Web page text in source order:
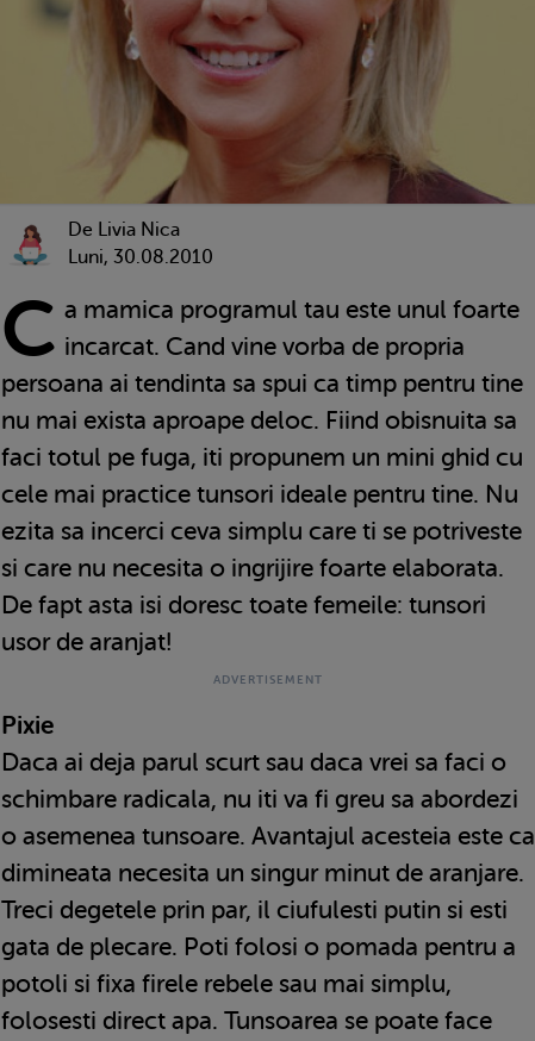
De
Livia Nica
Luni, 30.08.2010
C a mamica programul tau este unul foarte
incarcat. Cand vine vorba de propria
persoana ai tendinta sa spui ca timp pentru tine
nu mai exista aproape deloc. Fiind obisnuita sa
faci totul pe fuga, iti propunem un mini ghid cu
cele mai practice tunsori ideale pentru tine. Nu
ezita sa incerci ceva simplu care ti se potriveste
si care nu necesita o ingrijire foarte elaborata.
De fapt asta isi doresc toate femeile: tunsori
usor de aranjat!
Pixie
Daca ai deja parul scurt sau daca vrei sa faci o
schimbare radicala, nu iti va fi greu sa abordezi
o asemenea tunsoare. Avantajul acesteia este ca
dimineata necesita un singur minut de aranjare.
Treci degetele prin par, il ciufulesti putin si esti
gata de plecare. Poti folosi o pomada pentru a
potoli si fixa firele rebele sau mai simplu,
folosesti direct apa. Tunsoarea se poate face